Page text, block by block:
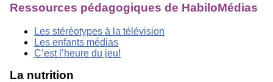
Ressources pédagogiques de HabiloMédias
Les stéréotypes à la télévision
Les enfants médias
C’est l’heure du jeu!
La nutrition